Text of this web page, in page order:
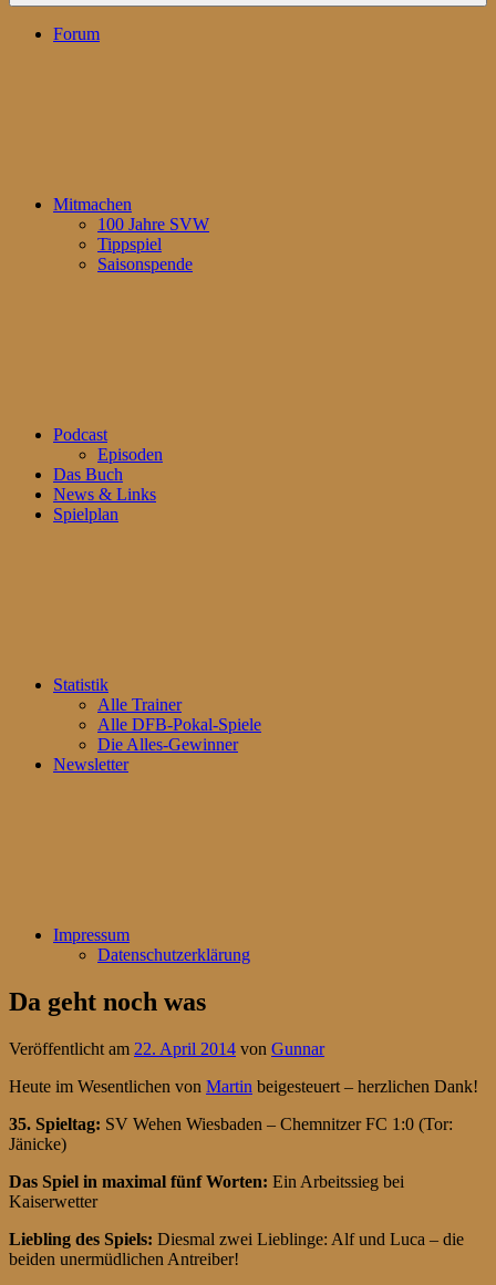
Forum
Mitmachen
100 Jahre SVW
Tippspiel
Saisonspende
Podcast
Episoden
Das Buch
News & Links
Spielplan
Statistik
Alle Trainer
Alle DFB-Pokal-Spiele
Die Alles-Gewinner
Newsletter
Impressum
Datenschutzerklärung
Da geht noch was
Veröffentlicht am 22. April 2014 von Gunnar
Heute im Wesentlichen von Martin beigesteuert – herzlichen Dank!
35. Spieltag: SV Wehen Wiesbaden – Chemnitzer FC 1:0 (Tor:
Jänicke)
Das Spiel in maximal fünf Worten: Ein Arbeitssieg bei
Kaiserwetter
Liebling des Spiels: Diesmal zwei Lieblinge: Alf und Luca – die
beiden unermüdlichen Antreiber!